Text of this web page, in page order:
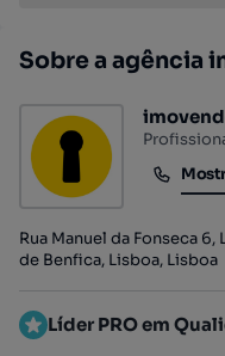
Sobre a agência
Rua Manuel da Fonseca
de Benfica, Lisboa, Lisboa
Líder PRO em